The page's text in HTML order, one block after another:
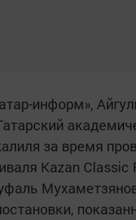
информ»,
за время
Kazan Classic